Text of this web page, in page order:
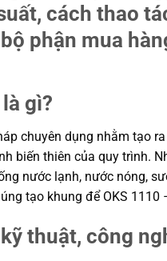
cách thao
phận mua
gì?
chuyên dụng nhằm tạo
biến thiên của quy trình.
nước lạnh, nước nóng,
tạo khung để OKS
thuật, công